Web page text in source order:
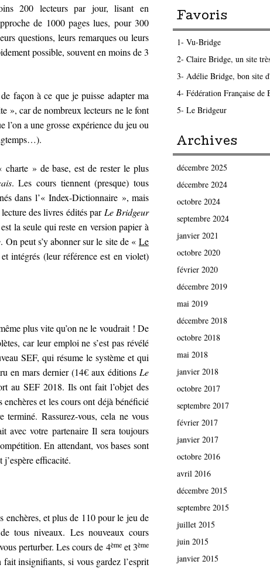
200 lecteurs par jour, lisant en
de 1000 pages lues, pour 300
questions, leurs remarques ou leurs
possible, souvent en moins de 3
façon à ce que je puisse adapter ma
», car de nombreux lecteurs ne le font
a une grosse expérience du jeu ou
» de base, est de rester le plus
. Les cours tiennent (presque) tous
dans l’« Index-Dictionnaire », mais
des livres édités par Le Bridgeur
la seule qui reste en version papier à
. On peut s’y abonner sur le site de «Le
intégrés (leur référence est en violet)
plus vite qu’on ne le voudrait ! De
car leur emploi ne s’est pas révélé
SEF, qui résume le système et qui
en mars dernier (14€ aux éditions Le
au SEF 2018. Ils ont fait l’objet des
et les cours ont déjà bénéficié
terminé. Rassurez-vous, cela ne vous
avec votre partenaire Il sera toujours
En attendant, vos bases sont
efficacité.
et plus de 110 pour le jeu de
tous niveaux. Les nouveaux cours
perturber. Les cours de 4èmeet 3ème
insignifiants, si vous gardez l’esprit
Favoris
1- Vu-Bridge
2- Claire Bridge, un site
3- Adélie Bridge, bon site
4- Fédération Française de
5- Le Bridgeur
Archives
décembre 2025
décembre 2024
octobre 2024
septembre 2024
janvier 2021
octobre 2020
février 2020
décembre 2019
mai 2019
décembre 2018
octobre 2018
mai 2018
janvier 2018
octobre 2017
septembre 2017
février 2017
janvier 2017
octobre 2016
avril 2016
décembre 2015
septembre 2015
juillet 2015
juin 2015
janvier 2015